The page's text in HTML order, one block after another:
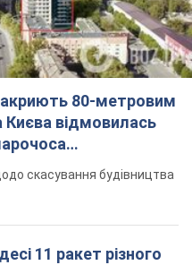
80-метровим
відмовилась
скасування будівництва
11 ракет різного